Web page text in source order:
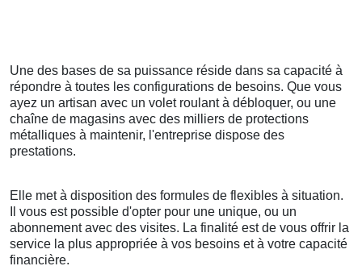
Une des bases de sa puissance réside dans sa capacité à
répondre à toutes les configurations de besoins. Que vous
ayez un artisan avec un volet roulant à débloquer, ou une
chaîne de magasins avec des milliers de protections
métalliques à maintenir, l'entreprise dispose des
prestations.
Elle met à disposition des formules de flexibles à situation.
Il vous est possible d'opter pour une unique, ou un
abonnement avec des visites. La finalité est de vous offrir la
service la plus appropriée à vos besoins et à votre capacité
financière.